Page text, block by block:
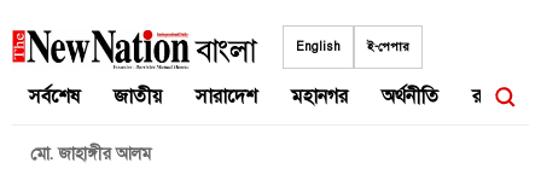
to
English ই-পেপার
সর্বশেষ জাতীয় সারাদেশ মহানগর অর্থনীতি রাজনীতি
মো. জাহাঙ্গীর আলম